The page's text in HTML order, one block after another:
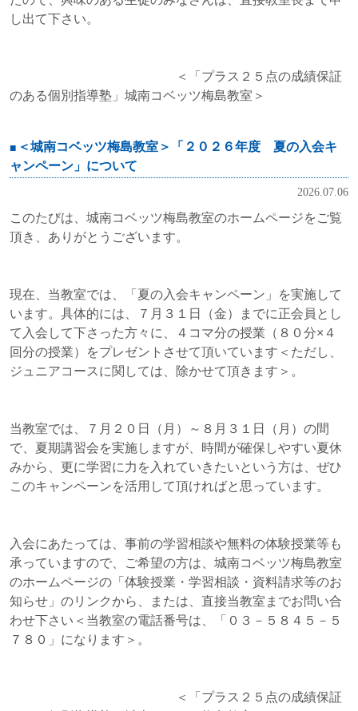
し出て下さい。
＜「プラス２５点の成績保証
のある個別指導塾」城南コベッツ梅島教室＞
＜城南コベッツ梅島教室＞「２０２６年度 夏の入会キ
ャンペーン」について
2026.07.06
このたびは、城南コベッツ梅島教室のホームページをご覧
頂き、ありがとうございます。
現在、当教室では、「夏の入会キャンペーン」を実施して
います。具体的には、７月３１日（金）までに正会員とし
て入会して下さった方々に、４コマ分の授業（８０分×４
回分の授業）をプレゼントさせて頂いています＜ただし、
ジュニアコースに関しては、除かせて頂きます＞。
当教室では、７月２０日（月）～８月３１日（月）の間
で、夏期講習会を実施しますが、時間が確保しやすい夏休
みから、更に学習に力を入れていきたいという方は、ぜひ
このキャンペーンを活用して頂ければと思っています。
入会にあたっては、事前の学習相談や無料の体験授業等も
承っていますので、ご希望の方は、城南コベッツ梅島教室
のホームページの「体験授業・学習相談・資料請求等のお
知らせ」のリンクから、または、直接当教室までお問い合
わせ下さい＜当教室の電話番号は、「０３－５８４５－５
７８０」になります＞。
＜「プラス２５点の成績保証